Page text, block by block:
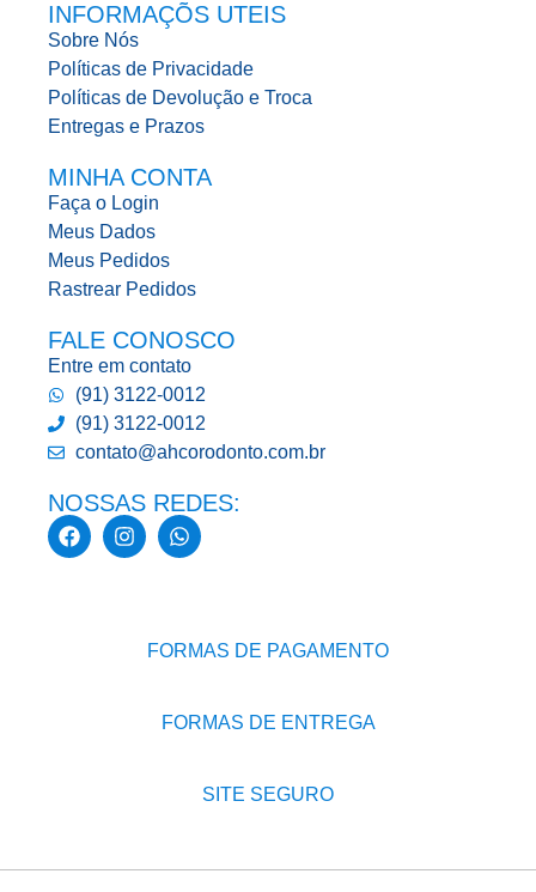
INFORMAÇÕS UTEIS
Sobre Nós
Políticas de Privacidade
Políticas de Devolução e Troca
Entregas e Prazos
MINHA CONTA
Faça o Login
Meus Dados
Meus Pedidos
Rastrear Pedidos
FALE CONOSCO
Entre em contato
(91) 3122-0012
(91) 3122-0012
contato@ahcorodonto.com.br
NOSSAS REDES:
FORMAS DE PAGAMENTO
FORMAS DE ENTREGA
SITE SEGURO